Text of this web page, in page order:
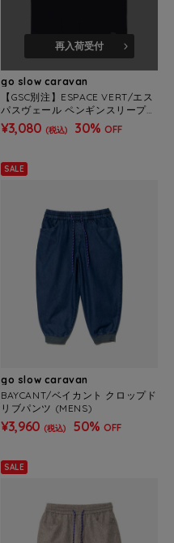
再入荷受付
go slow caravan
【GSC別注】ESPACE VERT/エス
パスヴェール ペンギンスリープ
S/S TEE (MENS)
¥3,080 (税込) 30% OFF
SALE
go slow caravan
BAYCANT/ベイカント クロップド
リブパンツ (MENS)
¥3,960 (税込) 50% OFF
SALE